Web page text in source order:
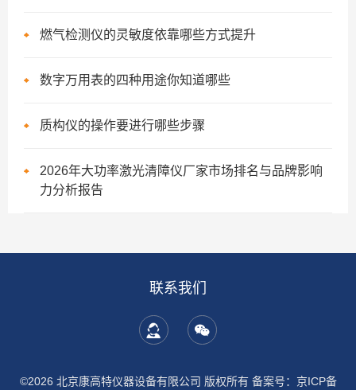
燃气检测仪的灵敏度依靠哪些方式提升
数字万用表的四种用途你知道哪些
质构仪的操作要进行哪些步骤
2026年大功率激光清障仪厂家市场排名与品牌影响
力分析报告
联系我们
©2026 北京康高特仪器设备有限公司 版权所有 备案号：京ICP备